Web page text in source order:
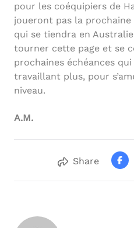
pour les coéquipiers de
joueront pas la
qui se tiendra en
tourner cette page et se
prochaines échéances
travaillant plus, pour
niveau.
A.M.
Share